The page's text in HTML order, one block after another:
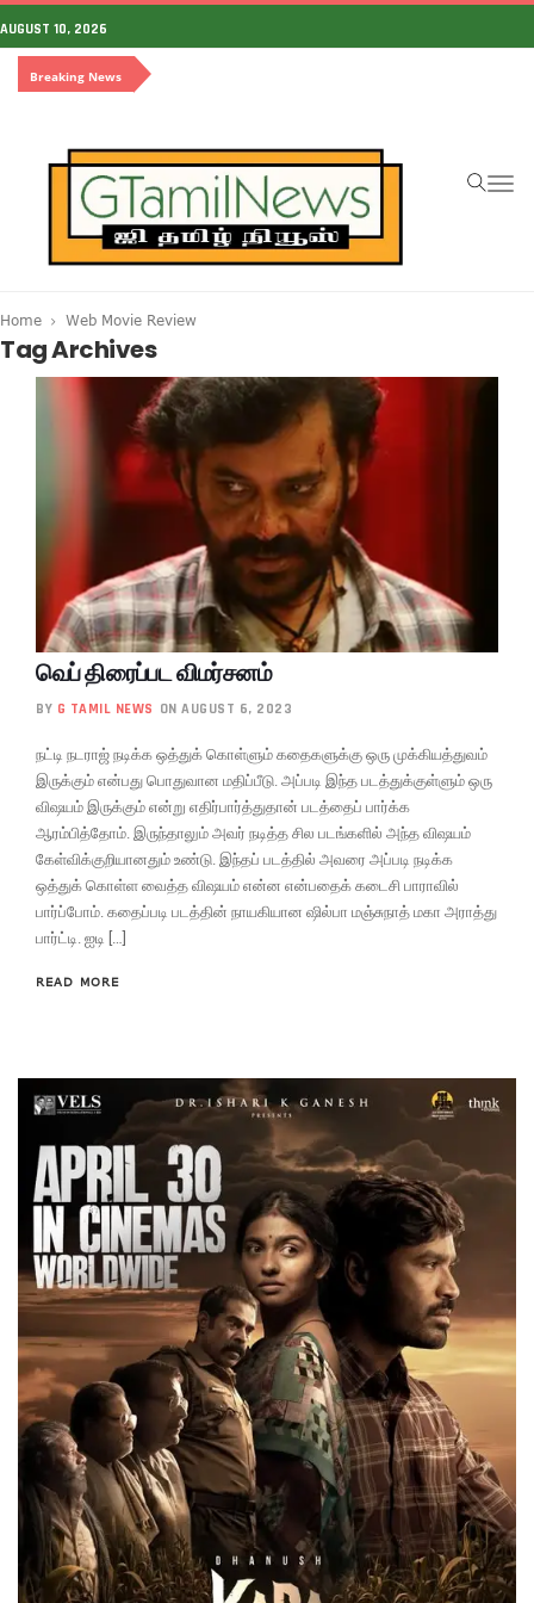
AUGUST 10, 2026
Breaking News
Home Web Movie Review
Tag Archives
வெப் திரைப்பட விமர்சனம்
BY G TAMIL NEWS ON AUGUST 6, 2023
நட்டி நடராஜ் நடிக்க ஒத்துக் கொள்ளும் கதைகளுக்கு ஒரு முக்கியத்துவம்
இருக்கும் என்பது பொதுவான மதிப்பீடு. அப்படி இந்த படத்துக்குள்ளும் ஒரு
விஷயம் இருக்கும் என்று எதிர்பார்த்துதான் படத்தைப் பார்க்க
ஆரம்பித்தோம். இருந்தாலும் அவர் நடித்த சில படங்களில் அந்த விஷயம்
கேள்விக்குறியானதும் உண்டு. இந்தப் படத்தில் அவரை அப்படி நடிக்க
ஒத்துக் கொள்ள வைத்த விஷயம் என்ன என்பதைக் கடைசி பாராவில்
பார்ப்போம். கதைப்படி படத்தின் நாயகியான ஷில்பா மஞ்சுநாத் மகா அராத்து
பார்ட்டி. ஐடி […]
READ MORE